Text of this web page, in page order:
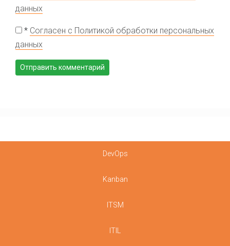
данных
* Согласен с Политикой обработки персональных
данных
DevOps
Kanban
ITSM
ITIL